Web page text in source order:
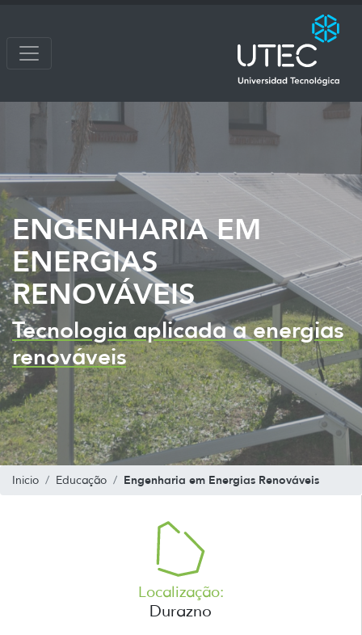
ENGENHARIA EM
ENERGIAS
RENOVÁVEIS
Tecnologia aplicada a energias
renováveis
Inicio Educação Engenharia em Energias Renováveis
Localização:
Durazno